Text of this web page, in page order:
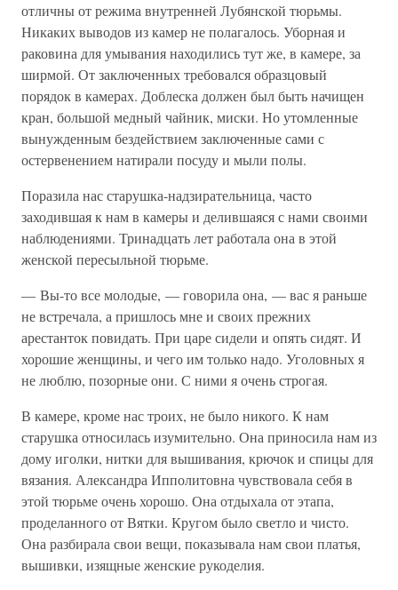
отличны от режима внутренней Лубянской тюрьмы.
Никаких выводов из камер не полагалось. Уборная и
раковина для умывания находились тут же, в камере, за
ширмой. От заключенных требовался образцовый
порядок в камерах. Доблеска должен был быть начищен
кран, большой медный чайник, миски. Но утомленные
вынужденным бездействием заключенные сами с
остервенением натирали посуду и мыли полы.
Поразила нас старушка-надзирательница, часто
заходившая к нам в камеры и делившаяся с нами своими
наблюдениями. Тринадцать лет работала она в этой
женской пересыльной тюрьме.
— Вы-то все молодые, — говорила она, — вас я раньше
не встречала, а пришлось мне и своих прежних
арестанток повидать. При царе сидели и опять сидят. И
хорошие женщины, и чего им только надо. Уголовных я
не люблю, позорные они. С ними я очень строгая.
В камере, кроме нас троих, не было никого. К нам
старушка относилась изумительно. Она приносила нам из
дому иголки, нитки для вышивания, крючок и спицы для
вязания. Александра Ипполитовна чувствовала себя в
этой тюрьме очень хорошо. Она отдыхала от этапа,
проделанного от Вятки. Кругом было светло и чисто.
Она разбирала свои вещи, показывала нам свои платья,
вышивки, изящные женские рукоделия.